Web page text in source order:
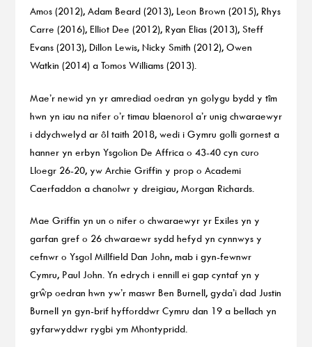
Amos (2012), Adam Beard (2013), Leon Brown (2015), Rhys
Carre (2016), Elliot Dee (2012), Ryan Elias (2013), Steff
Evans (2013), Dillon Lewis, Nicky Smith (2012), Owen
Watkin (2014) a Tomos Williams (2013).
Mae’r newid yn yr amrediad oedran yn golygu bydd y tîm
hwn yn iau na nifer o’r timau blaenorol a’r unig chwaraewyr
i ddychwelyd ar ôl taith 2018, wedi i Gymru golli gornest a
hanner yn erbyn Ysgolion De Affrica o 43-40 cyn curo
Lloegr 26-20, yw Archie Griffin y prop o Academi
Caerfaddon a chanolwr y dreigiau, Morgan Richards.
Mae Griffin yn un o nifer o chwaraewyr yr Exiles yn y
garfan gref o 26 chwaraewr sydd hefyd yn cynnwys y
cefnwr o Ysgol Millfield Dan John, mab i gyn-fewnwr
Cymru, Paul John. Yn edrych i ennill ei gap cyntaf yn y
grŵp oedran hwn yw’r maswr Ben Burnell, gyda’i dad Justin
Burnell yn gyn-brif hyfforddwr Cymru dan 19 a bellach yn
gyfarwyddwr rygbi ym Mhontypridd.